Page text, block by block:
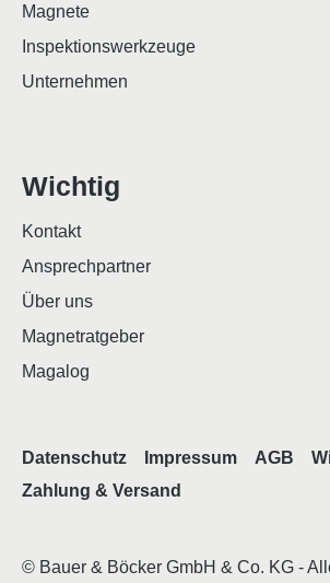
Magnete
Inspektionswerkzeuge
Unternehmen
Wichtig
Kontakt
Ansprechpartner
Über uns
Magnetratgeber
Magalog
© Bauer & Böcker GmbH & Co. KG -
Datenschutz Impressum AGB
Zahlung & Versand